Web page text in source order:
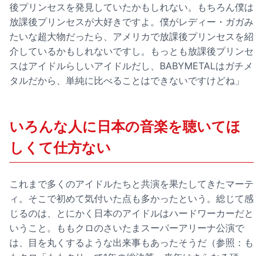
後プリンセスを発見していたかもしれない。もちろん僕は
放課後プリンセスが大好きですよ。僕がレディー・ガガみ
たいな超大物だったら、アメリカで放課後プリンセスを紹
介しているかもしれないですし。もっとも放課後プリンセ
スはアイドルらしいアイドルだし、BABYMETALはガチメ
タルだから、単純に比べることはできないですけどね」
いろんな人に日本の音楽を聴いてほ
しくて仕方ない
これまで多くのアイドルたちと共演を果たしてきたマーテ
ィ。そこで初めて気付いた点も多かったという。総じて感
じるのは、とにかく日本のアイドルはハードワーカーだと
いうこと。ももクロのさいたまスーパーアリーナ公演で
は、目を丸くするような出来事もあったそうだ（参照： も